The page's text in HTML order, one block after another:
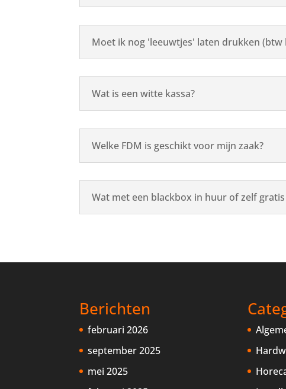
Moet ik nog 'leeuwtjes' laten drukken (btw
Wat is een witte kassa?
Welke FDM is geschikt voor mijn zaak?
Wat met een blackbox in huur of zelf
Berichten
februari 2026
september 2025
mei 2025